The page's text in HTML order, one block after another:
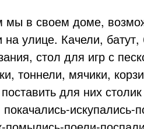
мы в своем доме,
на улице. Качели,
стол для игр с
тоннели, мячики,
для них
искупались-